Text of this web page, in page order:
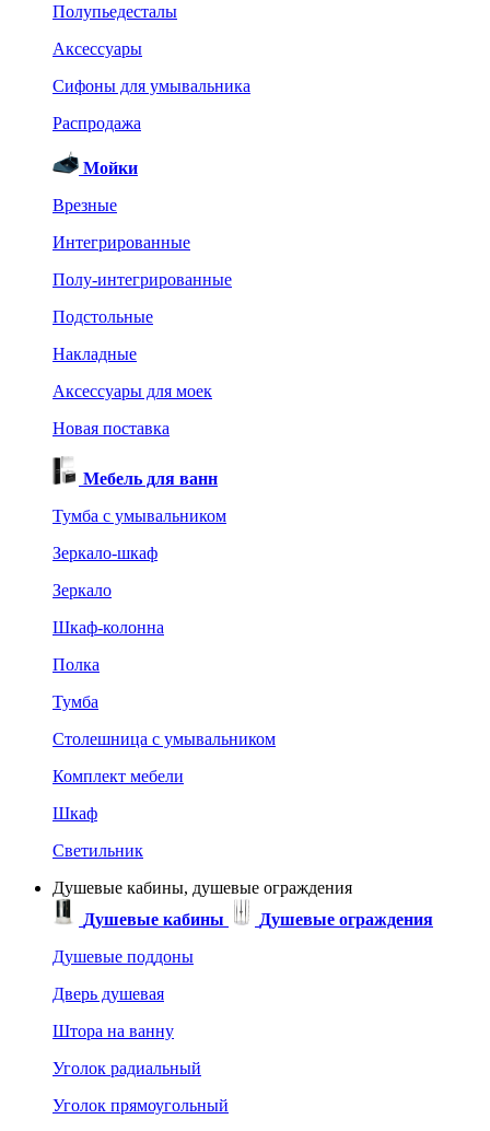
Полупьедесталы
Аксессуары
Сифоны для умывальника
Распродажа
Мойки
Врезные
Интегрированные
Полу-интегрированные
Подстольные
Накладные
Аксессуары для моек
Новая поставка
Мебель для ванн
Тумба с умывальником
Зеркало-шкаф
Зеркало
Шкаф-колонна
Полка
Тумба
Столешница с умывальником
Комплект мебели
Шкаф
Светильник
Душевые кабины, душевые ограждения
Душевые кабины
Душевые ограждения
Душевые поддоны
Дверь душевая
Штора на ванну
Уголок радиальный
Уголок прямоугольный